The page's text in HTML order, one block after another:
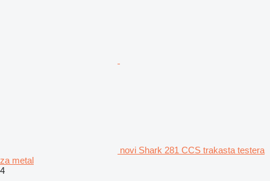
novi Shark 281 CCS trakasta testera
za metal
4